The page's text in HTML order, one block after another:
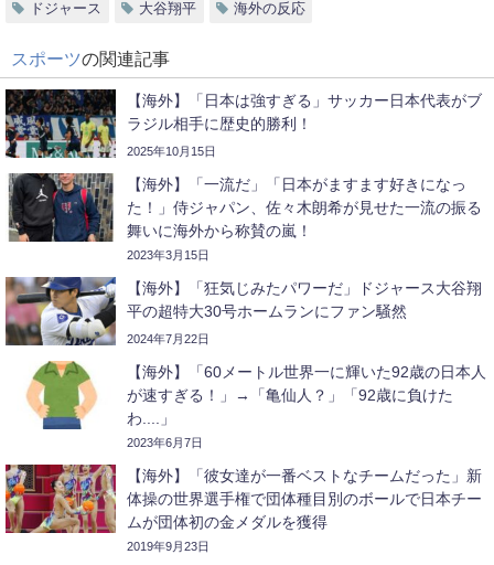
ドジャース 大谷翔平 海外の反応
スポーツの関連記事
【海外】「日本は強すぎる」サッカー日本代表がブ
ラジル相手に歴史的勝利！
2025年10月15日
【海外】「一流だ」「日本がますます好きになっ
た！」侍ジャパン、佐々木朗希が見せた一流の振る
舞いに海外から称賛の嵐！
2023年3月15日
【海外】「狂気じみたパワーだ」ドジャース大谷翔
平の超特大30号ホームランにファン騒然
2024年7月22日
【海外】「60メートル世界一に輝いた92歳の日本人
が速すぎる！」→「亀仙人？」「92歳に負けた
わ....」
2023年6月7日
【海外】「彼女達が一番ベストなチームだった」新
体操の世界選手権で団体種目別のボールで日本チー
ムが団体初の金メダルを獲得
2019年9月23日